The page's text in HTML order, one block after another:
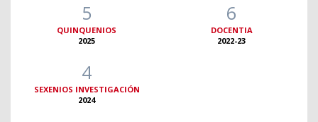
5
QUINQUENIOS
2025
6
DOCENTIA
2022-23
4
SEXENIOS INVESTIGACIÓN
2024